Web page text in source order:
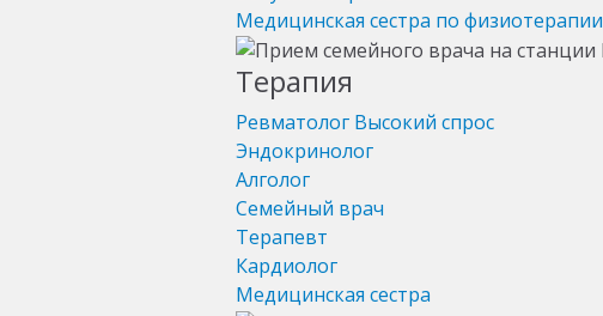
Медицинская сестра по физиотерапии
Терапия
Ревматолог Высокий спрос
Эндокринолог
Алголог
Семейный врач
Терапевт
Кардиолог
Медицинская сестра